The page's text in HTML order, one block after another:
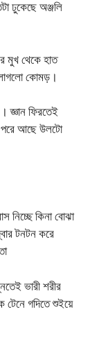
ঢুকেছে অঞ্জলি
মুখ থেকে হাত
কোমড়।
জ্ঞান ফিরতেই
পরে আছে উলটো
নিচ্ছে কিনা বোঝা
টনটন করে
ভারী শরীর
টেনে গদিতে শুইয়ে